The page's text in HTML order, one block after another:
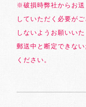
※破損時弊社からお送
していただく必要が
しないようお願いい
郵送中と断定できな
ください。